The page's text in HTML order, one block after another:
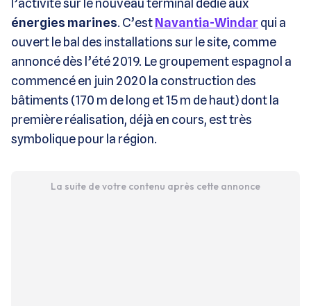
l’activité sur le nouveau terminal dédié aux
énergies marines. C’estNavantia-Windar qui a
ouvert le bal des installations sur le site, comme
annoncé dès l’été 2019. Le groupement espagnol a
commencé en juin 2020 la construction des
bâtiments (170 m de long et 15 m de haut) dont la
première réalisation, déjà en cours, est très
symbolique pour la région.
La suite de votre contenu après cette annonce